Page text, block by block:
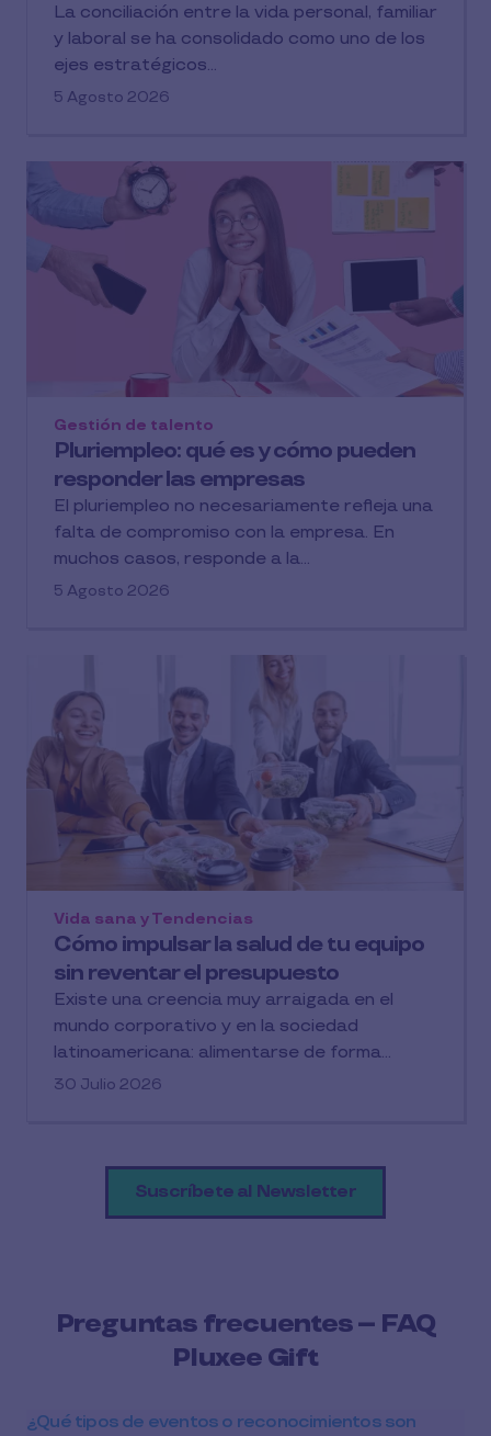
La conciliación entre la vida personal, familiar
y laboral se ha consolidado como uno de los
ejes estratégicos...
5 Agosto 2026
Pluriempleo: qué es y cómo pueden
responder las empresas
Gestión de talento
El pluriempleo no necesariamente refleja una
falta de compromiso con la empresa. En
muchos casos, responde a la...
5 Agosto 2026
Cómo impulsar la salud de tu equipo
sin reventar el presupuesto
Vida sana y Tendencias
Existe una creencia muy arraigada en el
mundo corporativo y en la sociedad
latinoamericana: alimentarse de forma...
30 Julio 2026
Suscríbete al Newsletter
Preguntas frecuentes – FAQ
Pluxee Gift
¿Qué tipos de eventos o reconocimientos son